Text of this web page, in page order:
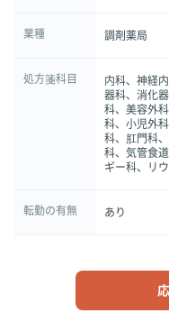
業種 調剤薬局
処方箋科目
内科、神経
器科、消化
科、美容外
科、小児外
科、肛門科
科、気管食
ギー科、リ
転勤の有無 あり